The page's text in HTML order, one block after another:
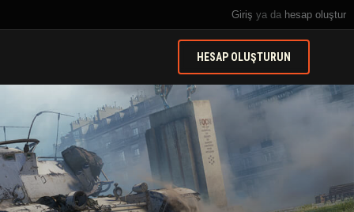
Giriş ya da hesap oluştur
HESAP OLUŞTURUN